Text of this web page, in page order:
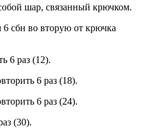
шар, связанный крючком.
6 сбн во вторую от крючка
6 раз (12).
6 раз (18).
6 раз (24).
(30).